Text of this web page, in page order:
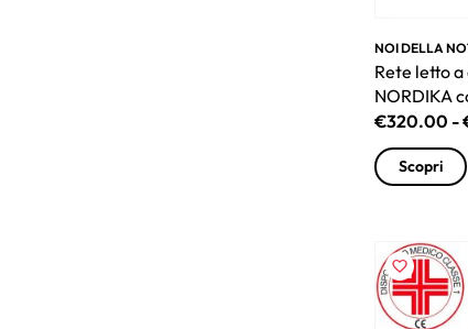
NOI DELLA
Rete letto
NORDIKA
€320.00 -
Scopri